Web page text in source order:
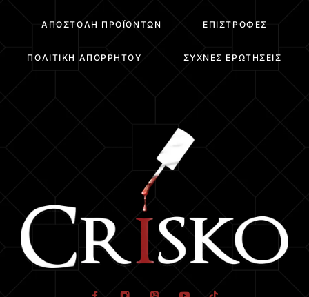
ΑΠΟΣΤΟΛΉ ΠΡΟΪΌΝΤΩΝ ΕΠΙΣΤΡΟΦΈΣ
ΠΟΛΙΤΙΚΉ ΑΠΟΡΡΉΤΟΥ ΣΥΧΝΈΣ ΕΡΩΤΉΣΕΙΣ